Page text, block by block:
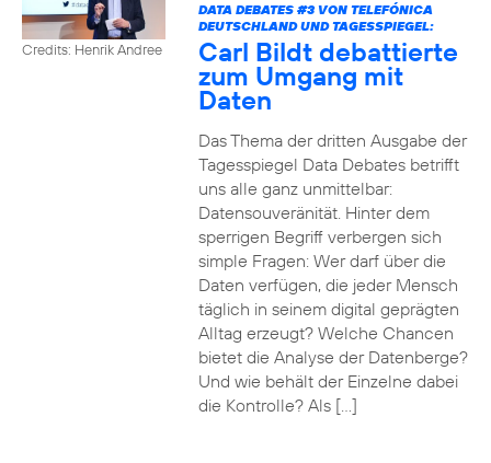
Credits: Henrik Andree
DATA DEBATES #3VON TELEFÓNICA
DEUTSCHLAND UND TAGESSPIEGEL:
Carl Bildt debattierte
zum Umgang mit
Daten
Das Thema der dritten Ausgabe der
Tagesspiegel Data Debates betrifft
uns alle ganz unmittelbar:
Datensouveränität. Hinter dem
sperrigen Begriff verbergen sich
simple Fragen: Wer darf über die
Daten verfügen, die jeder Mensch
täglich in seinem digital geprägten
Alltag erzeugt? Welche Chancen
bietet die Analyse der Datenberge?
Und wie behält der Einzelne dabei
die Kontrolle? Als […]